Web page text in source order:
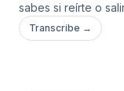
sabes si reírte o
exploramos el
de las personas
Transcribe →